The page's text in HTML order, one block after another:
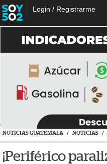
Login / Registrarme
NOTICIAS GUATEMALA / NOTICIAS /
¡Periférico